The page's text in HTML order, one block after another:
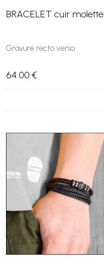
BRACELET cuir molette
Gravure recto verso
64 .00 €